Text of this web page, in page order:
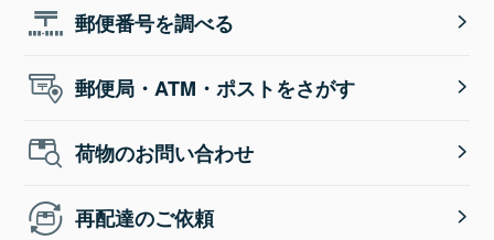
郵便番号を調べる
郵便局・ATM・ポストをさがす
荷物のお問い合わせ
再配達のご依頼